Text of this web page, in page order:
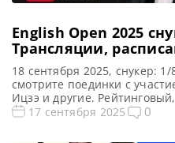
English Open 2025
Трансляции,
18 сентября 2025, снукер:
смотрите поединки с
Ицзэ и другие.
Предыдущий чемпион: Нил
17 сентября 2025 0